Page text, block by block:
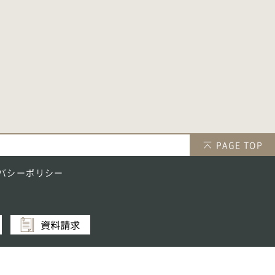
PAGE TOP
シーポリシー